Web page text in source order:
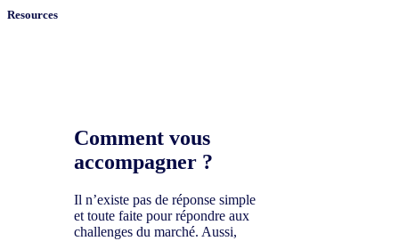
Resources
Comment vous
accompagner ?
Il n’existe pas de réponse simple
et toute faite pour répondre aux
challenges du marché. Aussi,